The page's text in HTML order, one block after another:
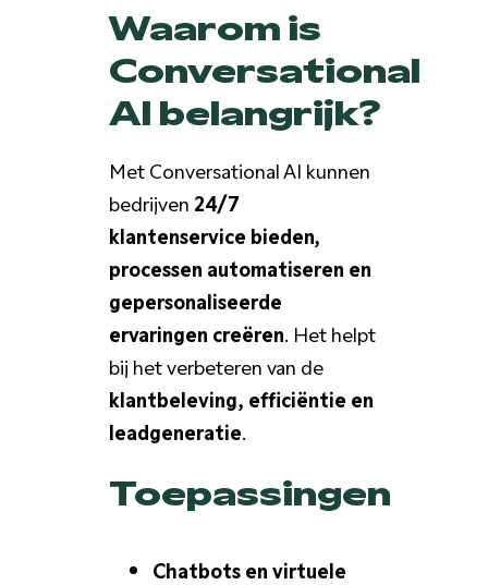
Waarom is
Conversational
AI belangrijk?
Met Conversational AI kunnen
bedrijven 24/7
klantenservice bieden,
processen automatiseren en
gepersonaliseerde
ervaringen creëren. Het helpt
bij het verbeteren van de
klantbeleving, efficiëntie en
leadgeneratie.
Toepassingen
Chatbots en virtuele